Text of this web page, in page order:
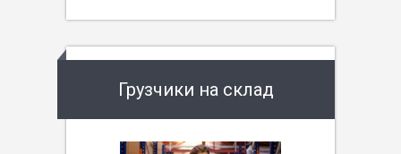
Грузчики на склад